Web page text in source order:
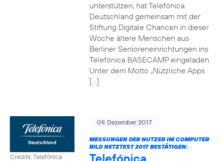
unterstützen, hat Telefónica
Deutschland gemeinsam mit der
Stiftung Digitale Chancen in dieser
Woche ältere Menschen aus
Berliner Senioreneinrichtungen ins
Telefónica BASECAMP eingeladen.
Unter dem Motto „Nützliche Apps
[…]
Credits: Telefónica
09. Dezember 2017
MESSUNGEN DER NUTZER IM COMPUTER
BILD NETZTEST 2017 BESTÄTIGEN:
Telefónica